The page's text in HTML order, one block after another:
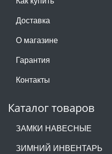
Доставка
О магазине
Гарантия
Контакты
Каталог товаров
ЗАМКИ НАВЕСНЫЕ
ЗИМНИЙ ИНВЕНТАРЬ